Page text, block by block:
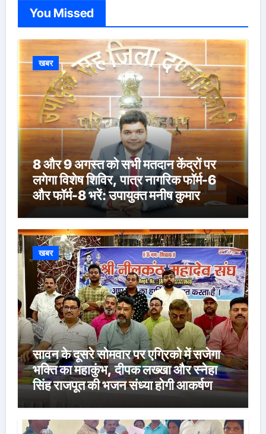
You Missed
खबर
8 और 9 अगस्त को सभी मतदान केंद्रों पर
लगेगा विशेष शिविर, पात्र नागरिक फॉर्म-6
और फॉर्म-8 भरें: उपायुक्त मनीष कुमार
खबर
सावन के दूसरे सोमवार पर एग्रिको में सजेगा
भक्ति का महाकुंभ, दीपक लख्खा और स्नेहा
सिंह राजपूत की भजन संध्या होगी आकर्षण